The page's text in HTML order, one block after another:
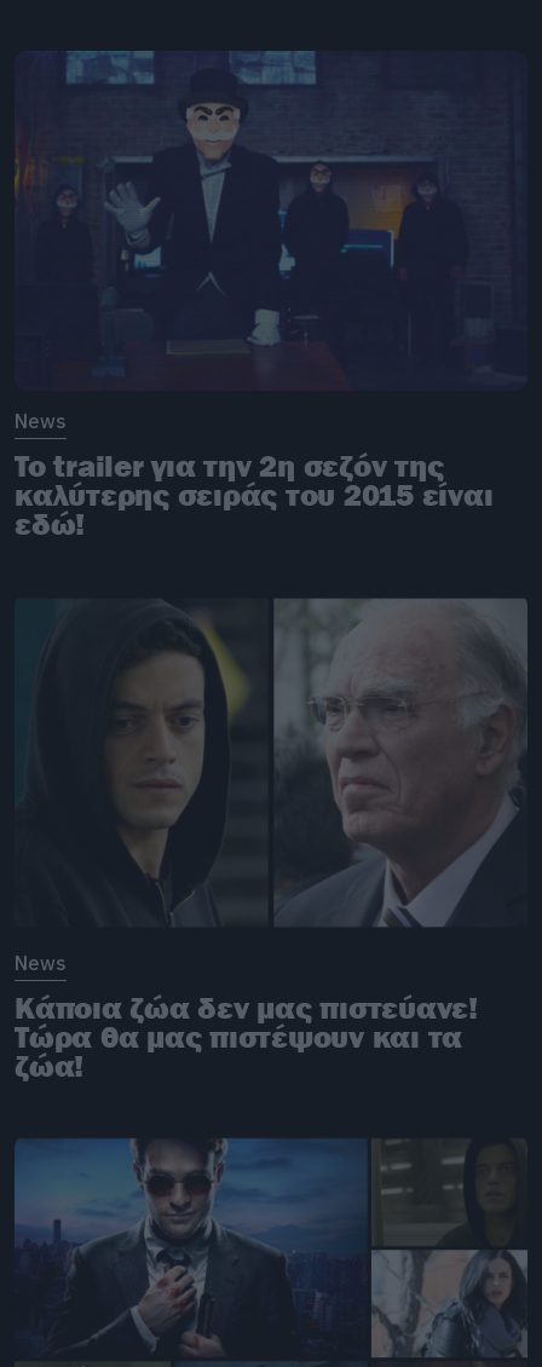
News
To trailer για την 2η σεζόν της
καλύτερης σειράς του 2015 είναι
εδώ!
News
Κάποια ζώα δεν μας πιστεύανε!
Τώρα θα μας πιστέψουν και τα
ζώα!